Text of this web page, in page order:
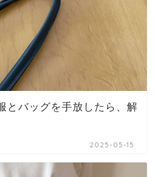
とバッグを手放したら、解
2025-05-15